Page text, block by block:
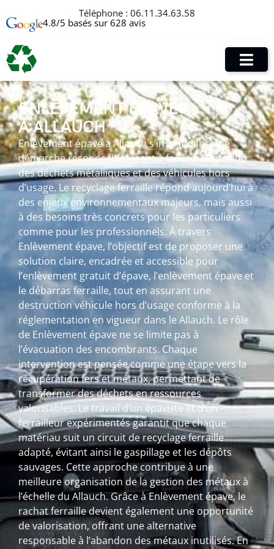
Téléphone : 06.11.34.63.58
4.8/5 basés sur 628 avis
ENLÈVEMENT ÉPAVE
À ALLAUCH
Enlèvement épave à Allauch s’inscrit dans une
démarche responsable visant à faciliter la gestion
des déchets métalliques et des véhicules hors
d’usage. Le recyclage ferraille répond aujourd’hui à
des enjeux environnementaux majeurs, mais aussi
à des besoins très concrets pour les particuliers
comme pour les professionnels. À travers
Enlèvement épave, l’objectif est de proposer une
solution claire, encadrée et accessible pour
l’enlèvement gratuit d’épave, l’enlèvement épave et
le débarras ferraille, tout en assurant une
destruction véhicule hors d’usage conforme à la
réglementation en vigueur dans le Allauch. Le rôle
de Enlèvement épave ne se limite pas à
l’évacuation des encombrants. Chaque
intervention est pensée comme une étape vers la
récupération fers et métaux, permettant de
transformer des déchets en ressources
valorisables. Le travail d’un épaviste et d’un
ferrailleur expérimentés garantit que chaque
matériau suit un circuit de recyclage ferraille
adapté, évitant ainsi le gaspillage et les dépôts
sauvages. Cette approche contribue à une
meilleure organisation de la gestion des métaux à
l’échelle du Allauch. Grâce à Enlèvement épave, le
rachat ferraille devient également une opportunité
de valorisation, offrant une alternative
responsable à l’abandon des métaux inutilisés. En